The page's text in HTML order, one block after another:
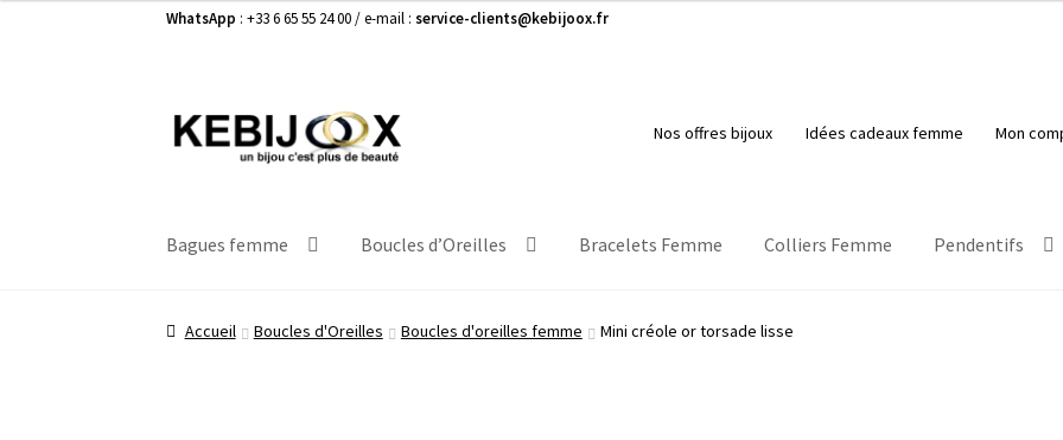
WhatsApp : +33 6 65 55 24 00 / e-mail :service-clients@kebijoox.fr
Aller
à
Aller
au
Nos offres bijoux Idées cadeaux femme Mon
Bagues femme Boucles d’Oreilles Bracelets Femme Colliers Femme Pendentifs
Accueil Boucles d'Oreilles Boucles d'oreilles femme Mini créole or torsade lisse
prix :
49,00 €